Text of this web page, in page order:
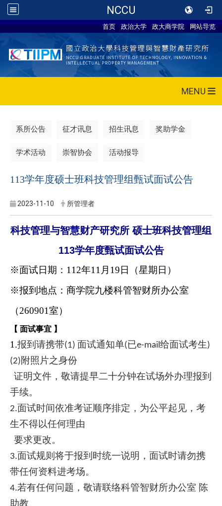
NCCU
首页 政治大学 政大商学院 网站导览
MENU
系所公告 征才讯息 招生讯息 奖助学金
学术活动 崇智协会 活动报导
113学年度硕士班科技管理组甄试面试公告
2023-11-10 所管理者
科技管理与智慧财产研究所 硕士班科技管理组
113学年度甄试面试公告
※面试日期：112年11月19日（星期日）
※报到地点：商学院九楼科管智财所办公室
（260901室）
【 面试事宜 】
1.报到请携带(1) 面试通知单(已e-mail 给面试考生)
(2)附照片之身份
证明文件，敬请提早二十分钟在试场外办理报到
手续。
2.面试时间依准考证顺序排定，为公平起见，考
生不得以任何理由
要求更改。
3.面试规则将于报到时统一说明，面试时请勿携
带任何资料进考场。
4.若有任何问题，敬请联络科管智财所办公室 陈
助教